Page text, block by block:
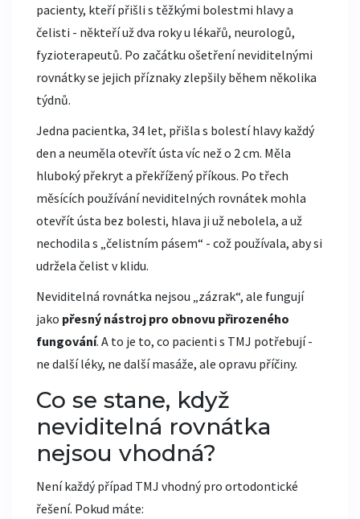
pacienty, kteří přišli s těžkými bolestmi hlavy a
čelisti - někteří už dva roky u lékařů, neurologů,
fyzioterapeutů. Po začátku ošetření neviditelnými
rovnátky se jejich příznaky zlepšily během několika
týdnů.
Jedna pacientka, 34 let, přišla s bolestí hlavy každý
den a neuměla otevřít ústa víc než o 2 cm. Měla
hluboký překryt a překřížený příkous. Po třech
měsících používání neviditelných rovnátek mohla
otevřít ústa bez bolesti, hlava ji už nebolela, a už
nechodila s „čelistním pásem“ - což používala, aby si
udržela čelist v klidu.
Neviditelná rovnátka nejsou „zázrak“, ale fungují
jako přesný nástroj pro obnovu přirozeného
fungování. A to je to, co pacienti s TMJ potřebují -
ne další léky, ne další masáže, ale opravu příčiny.
Co se stane, když
neviditelná rovnátka
nejsou vhodná?
Není každý případ TMJ vhodný pro ortodontické
řešení. Pokud máte: